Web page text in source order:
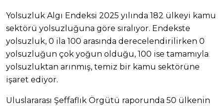
Yolsuzluk Algı Endeksi 2025 yılında 182 ülkeyi kamu
sektörü yolsuzluğuna göre sıralıyor. Endekste
yolsuzluk, 0 ila 100 arasında derecelendirilirken 0
yolsuzluğun çok yoğun olduğu, 100 ise tamamıyla
yolsuzluktan arınmış, temiz bir kamu sektörüne
işaret ediyor.
Uluslararası Şeffaflık Örgütü raporunda 50 ülkenin